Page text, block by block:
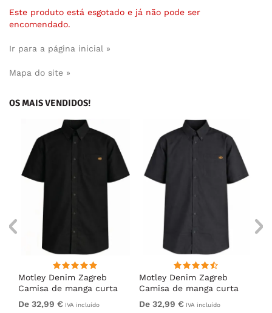
Este produto está esgotado e já não pode ser
encomendado.
Ir para a página inicial »
Mapa do site »
OS MAIS VENDIDOS!
Motley Denim Zagreb
Camisa de manga curta
Preto
De 32,99 € IVA incluído
Motley Denim Zagreb
Camisa de manga curta
Antracite
De 32,99 € IVA incluído